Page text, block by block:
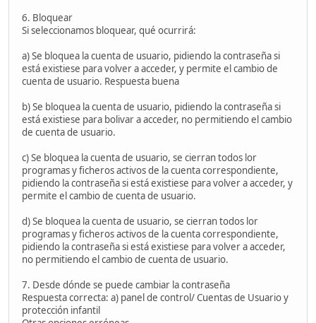
6. Bloquear
Si seleccionamos bloquear, qué ocurrirá:
a) Se bloquea la cuenta de usuario, pidiendo la contraseña si
está existiese para volver a acceder, y permite el cambio de
cuenta de usuario. Respuesta buena
b) Se bloquea la cuenta de usuario, pidiendo la contraseña si
está existiese para bolivar a acceder, no permitiendo el cambio
de cuenta de usuario.
c) Se bloquea la cuenta de usuario, se cierran todos lor
programas y ficheros activos de la cuenta correspondiente,
pidiendo la contraseña si está existiese para volver a acceder, y
permite el cambio de cuenta de usuario.
d) Se bloquea la cuenta de usuario, se cierran todos lor
programas y ficheros activos de la cuenta correspondiente,
pidiendo la contraseña si está existiese para volver a acceder,
no permitiendo el cambio de cuenta de usuario.
7. Desde dónde se puede cambiar la contraseña
Respuesta correcta: a) panel de control/ Cuentas de Usuario y
protección infantil